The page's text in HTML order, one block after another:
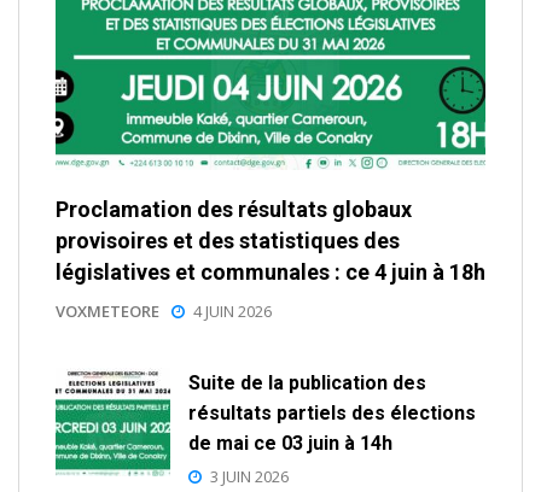
Proclamation des résultats globaux
provisoires et des statistiques des
législatives et communales : ce 4 juin à 18h
VOXMETEORE 4 JUIN 2026
Suite de la publication des
résultats partiels des élections
de mai ce 03 juin à 14h
3 JUIN 2026